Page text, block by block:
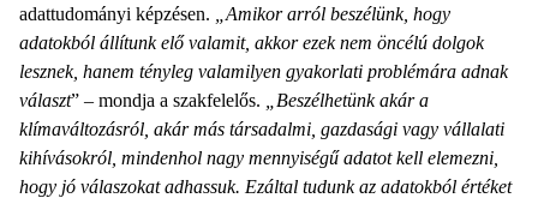
adattudományi képzésen.
Amikor arról beszélünk, hogy
adatokból állítunk elő valamit, akkor ezek nem öncélú dolgok
lesznek, hanem tényleg valamilyen gyakorlati problémára adnak
választ” – mondja a szakfelelős.
„Beszélhetünk akár a
klímaváltozásról, akár más társadalmi, gazdasági vagy vállalati
kihívásokról, mindenhol nagy mennyiségű adatot kell elemezni,
hogy jó válaszokat adhassuk. Ezáltal tudunk az adatokból értéket